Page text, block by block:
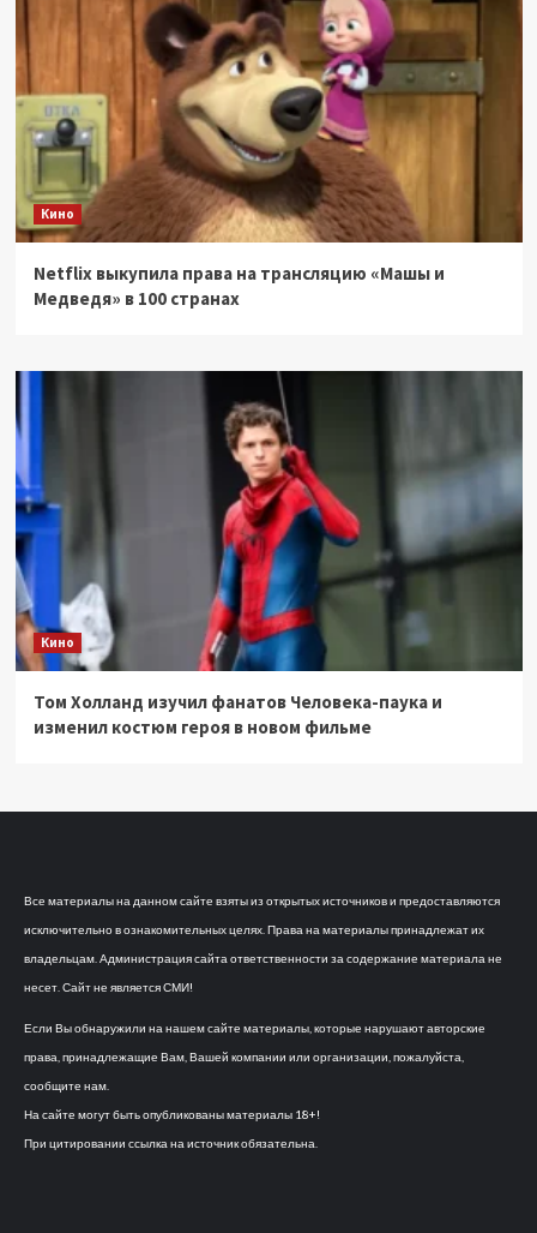
Кино
Netflix выкупила права на трансляцию «Машы и
Медведя» в 100 странах
Кино
Том Холланд изучил фанатов Человека-паука и
изменил костюм героя в новом фильме
Все материалы на данном сайте взяты из открытых источников и предоставляются
исключительно в ознакомительных целях. Права на материалы принадлежат их
владельцам. Администрация сайта ответственности за содержание материала не
несет. Сайт не является СМИ!
Если Вы обнаружили на нашем сайте материалы, которые нарушают авторские
права, принадлежащие Вам, Вашей компании или организации, пожалуйста,
сообщите нам.
На сайте могут быть опубликованы материалы 18+!
При цитировании ссылка на источник обязательна.